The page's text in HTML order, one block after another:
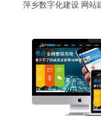
萍乡数字化建设 网站